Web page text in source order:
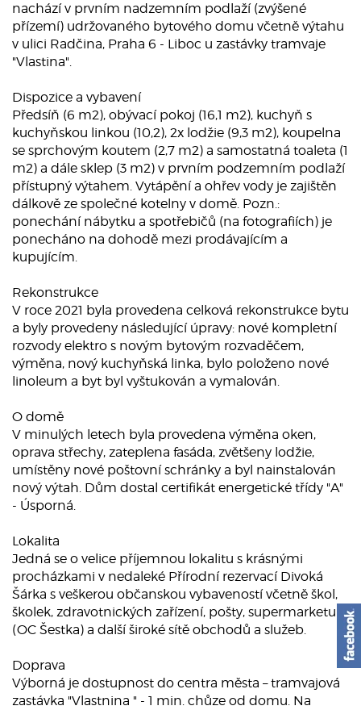
nachází v prvním nadzemním podlaží (zvýšené
přízemí) udržovaného bytového domu včetně výtahu
v ulici Radčina, Praha 6 - Liboc u zastávky tramvaje
"Vlastina".
Dispozice a vybavení
Předsíň (6 m2), obývací pokoj (16,1 m2), kuchyň s
kuchyňskou linkou (10,2), 2x lodžie (9,3 m2), koupelna
se sprchovým koutem (2,7 m2) a samostatná toaleta (1
m2) a dále sklep (3 m2) v prvním podzemním podlaží
přístupný výtahem. Vytápění a ohřev vody je zajištěn
dálkově ze společné kotelny v domě. Pozn.:
ponechání nábytku a spotřebičů (na fotografiích) je
ponecháno na dohodě mezi prodávajícím a
kupujícím.
Rekonstrukce
V roce 2021 byla provedena celková rekonstrukce bytu
a byly provedeny následující úpravy: nové kompletní
rozvody elektro s novým bytovým rozvaděčem,
výměna, nový kuchyňská linka, bylo položeno nové
linoleum a byt byl vyštukován a vymalován.
O domě
V minulých letech byla provedena výměna oken,
oprava střechy, zateplena fasáda, zvětšeny lodžie,
umístěny nové poštovní schránky a byl nainstalován
nový výtah. Dům dostal certifikát energetické třídy "A"
- Úsporná.
Lokalita
Jedná se o velice příjemnou lokalitu s krásnými
procházkami v nedaleké Přírodní rezervací Divoká
Šárka s veškerou občanskou vybaveností včetně škol,
školek, zdravotnických zařízení, pošty, supermarketu
(OC Šestka) a další široké sítě obchodů a služeb.
Doprava
Výborná je dostupnost do centra města – tramvajová
zastávka "Vlastnina " - 1 min. chůze od domu. Na